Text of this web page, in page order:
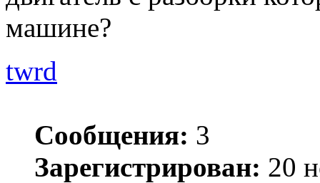
машине?
twrd
Сообщения: 3
Зарегистрирован: 20